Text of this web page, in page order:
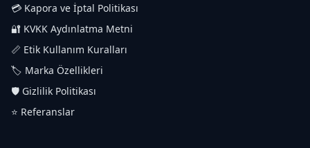
💳 Kapora ve İptal Politikası
🔐 KVKK Aydınlatma Metni
📏 Etik Kullanım Kuralları
🏷️ Marka Özellikleri
🛡️ Gizlilik Politikası
⭐ Referanslar